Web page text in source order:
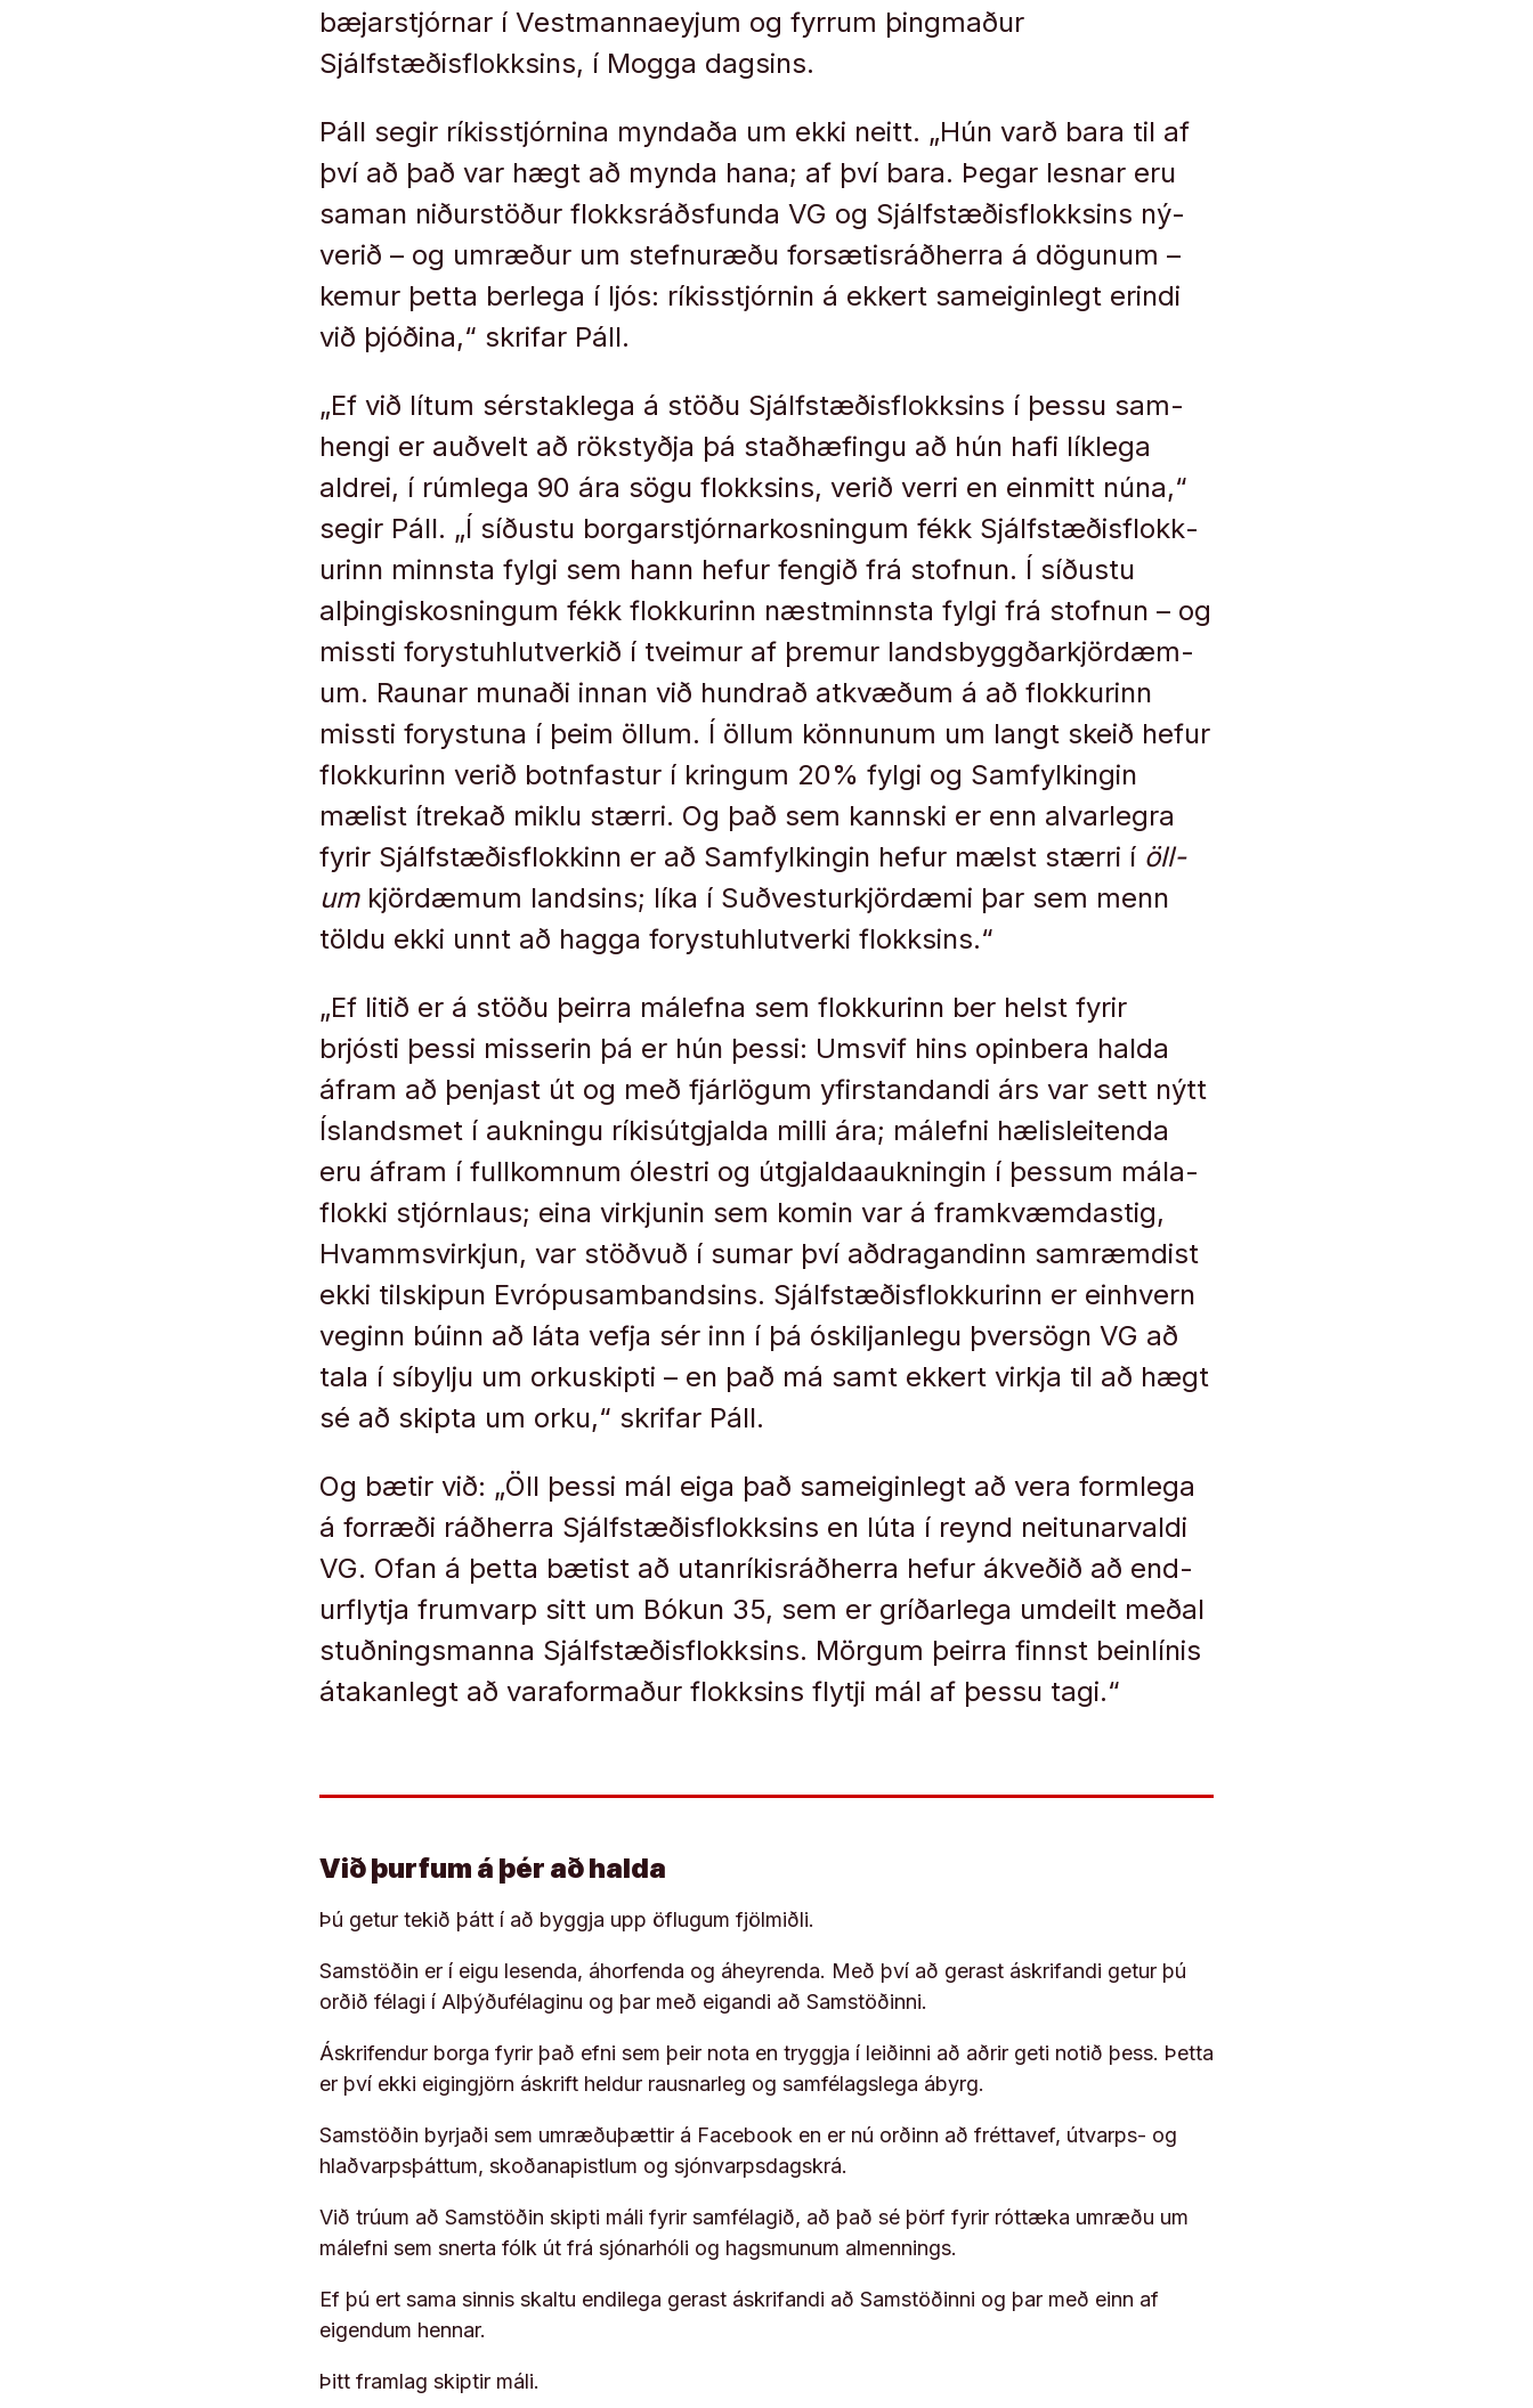
bæjarstjórnar í Vestmannaeyjum og fyrrum þingmaður
Sjálfstæðisflokksins, í Mogga dagsins.
Páll segir ríkisstjórnina myndaða um ekki neitt. „Hún varð bara til af
því að það var hægt að mynda hana; af því bara. Þegar lesn­ar eru
sam­an niður­stöður flokks­ráðsfunda VG og Sjálf­stæðis­flokks­ins ný­
verið – og umræður um stefnuræðu for­sæt­is­ráðherra á dög­un­um –
kem­ur þetta ber­lega í ljós: rík­is­stjórn­in á ekk­ert sam­eig­in­legt er­indi
við þjóðina,“ skrifar Páll.
„Ef við lít­um sér­stak­lega á stöðu Sjálf­stæðis­flokks­ins í þessu sam­
hengi er auðvelt að rök­styðja þá staðhæf­ingu að hún hafi lík­lega
aldrei, í rúm­lega 90 ára sögu flokks­ins, verið verri en ein­mitt núna,“
segir Páll. „Í síðustu borg­ar­stjórn­ar­kosn­ing­um fékk Sjálf­stæðis­flokk­
ur­inn minnsta fylgi sem hann hef­ur fengið frá stofn­un. Í síðustu
alþing­is­kosn­ing­um fékk flokk­ur­inn næst­minnsta fylgi frá stofn­un – og
missti for­ystu­hlut­verkið í tveim­ur af þrem­ur lands­byggðar­kjör­dæm­
um. Raun­ar munaði inn­an við hundrað at­kvæðum á að flokk­ur­inn
missti for­yst­una í þeim öll­um. Í öll­um könn­un­um um langt skeið hef­ur
flokk­ur­inn verið botn­fast­ur í kring­um 20% fylgi og Sam­fylk­ing­in
mæl­ist ít­rekað miklu stærri. Og það sem kannski er enn al­var­legra
fyr­ir Sjálf­stæðis­flokk­inn er að Sam­fylk­ing­in hef­ur mælst stærri í öll­
umkjör­dæm­um lands­ins; líka í Suðvest­ur­kjör­dæmi þar sem menn
töldu ekki unnt að hagga for­ystu­hlut­verki flokks­ins.“
„Ef litið er á stöðu þeirra mál­efna sem flokk­ur­inn ber helst fyr­ir
brjósti þessi miss­er­in þá er hún þessi: Um­svif hins op­in­bera halda
áfram að þenj­ast út og með fjár­lög­um yf­ir­stand­andi árs var sett nýtt
Íslands­met í aukn­ingu rík­is­út­gjalda milli ára; mál­efni hæl­is­leit­enda
eru áfram í full­komn­um ólestri og út­gjalda­aukn­ing­in í þess­um mála­
flokki stjórn­laus; eina virkj­un­in sem kom­in var á fram­kvæmda­stig,
Hvamms­virkj­un, var stöðvuð í sum­ar því aðdrag­and­inn sam­ræmd­ist
ekki til­skip­un Evr­ópu­sam­bands­ins. Sjálf­stæðis­flokk­ur­inn er ein­hvern
veg­inn bú­inn að láta vefja sér inn í þá óskilj­an­legu þver­sögn VG að
tala í sí­bylju um orku­skipti – en það má samt ekk­ert virkja til að hægt
sé að skipta um orku,“ skrifar Páll.
Og bætir við: „Öll þessi mál eiga það sam­eig­in­legt að vera form­lega
á for­ræði ráðherra Sjálf­stæðis­flokks­ins en lúta í reynd neit­un­ar­valdi
VG. Ofan á þetta bæt­ist að ut­an­rík­is­ráðherra hef­ur ákveðið að end­
ur­flytja frum­varp sitt um Bók­un 35, sem er gríðarlega um­deilt meðal
stuðnings­manna Sjálf­stæðis­flokks­ins. Mörg­um þeirra finnst bein­lín­is
átak­an­legt að vara­formaður flokks­ins flytji mál af þessu tagi.“
Við þurfum á þér að halda
Þú getur tekið þátt í að byggja upp öflugum fjölmiðli.
Samstöðin er í eigu lesenda, áhorfenda og áheyrenda. Með því að gerast áskrifandi getur þú
orðið félagi í Alþýðufélaginu og þar með eigandi að Samstöðinni.
Áskrifendur borga fyrir það efni sem þeir nota en tryggja í leiðinni að aðrir geti notið þess. Þetta
er því ekki eigingjörn áskrift heldur rausnarleg og samfélagslega ábyrg.
Samstöðin byrjaði sem umræðuþættir á Facebook en er nú orðinn að fréttavef, útvarps- og
hlaðvarpsþáttum, skoðanapistlum og sjónvarpsdagskrá.
Við trúum að Samstöðin skipti máli fyrir samfélagið, að það sé þörf fyrir róttæka umræðu um
málefni sem snerta fólk út frá sjónarhóli og hagsmunum almennings.
Ef þú ert sama sinnis skaltu endilega gerast áskrifandi að Samstöðinni og þar með einn af
eigendum hennar.
Þitt framlag skiptir máli.